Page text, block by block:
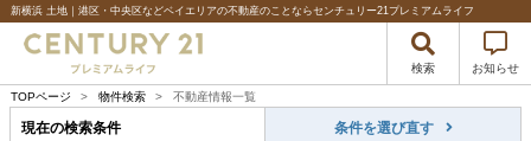
新横浜 土地｜港区・中央区などベイエリアの不動産のことならセンチュリー21プレミアムライフ
検索 お知らせ
TOPページ > 物件検索 > 不動産情報一覧
現在の検索条件 条件を選び直す